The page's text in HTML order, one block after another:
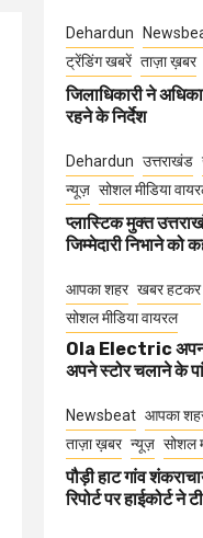
Dehardun
ट्रेंडिंग खबरें ताज़ा ख़बर
जिलाधिकारी ने
रहने के निर्देश
Dehardun उत्तराखंड
न्यूज़ सोशल मीडिया
प्लास्टिक मुक्त
जिम्मेदारी निभाने को
आपका शहर खबर हटकर
सोशल मीडिया वायरल
Ola Electric
अपने स्टोर चलाने के
Newsbeat आपका
ताज़ा ख़बर न्यूज़ सोशल
पौड़ी हाट गांव
रिपोर्ट पर हाईकोर्ट